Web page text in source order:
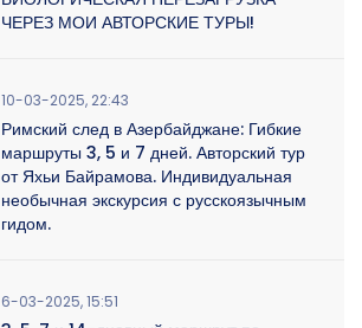
ЧЕРЕЗ МОИ АВТОРСКИЕ ТУРЫ!
10-03-2025, 22:43
Римский след в Азербайджане: Гибкие
маршруты 3, 5 и 7 дней. Авторский тур
от Яхьи Байрамова. Индивидуальная
необычная экскурсия с русскоязычным
гидом.
6-03-2025, 15:51